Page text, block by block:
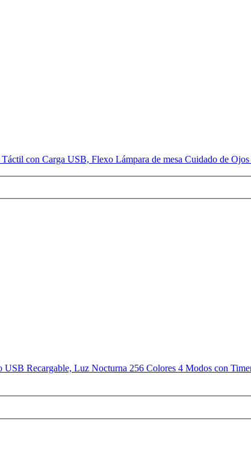
con Carga USB, Flexo Lámpara de mesa Cuidado de
Recargable, Luz Nocturna 256 Colores 4 Modos con